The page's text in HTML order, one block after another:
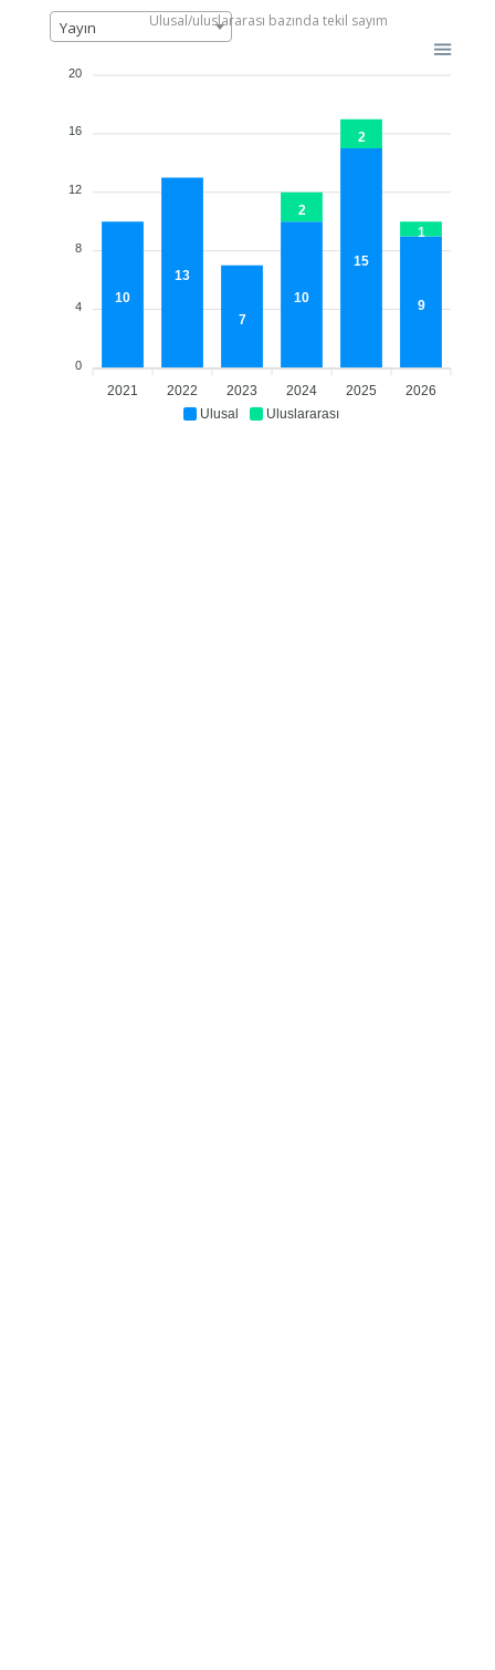
Yayın Ulusal/uluslararası bazında tekil sayım
Ulusal Uluslararası
2021 2022 2023 2024 2025 2026
10
13
7
10
15
9
2
2
1
20
16
12
8
4
0